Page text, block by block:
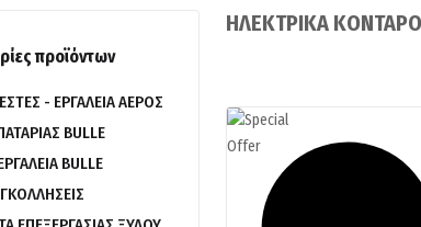
προϊόντων
- ΕΡΓΑΛΕΙΑ ΑΕΡΟΣ
BULLE
BULLE
ΗΛΕΚΤΡΙΚΑ